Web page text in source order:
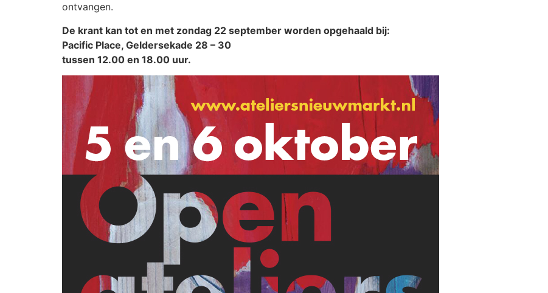
ontvangen.
De krant kan tot en met zondag 22 september worden opgehaald bij:
Pacific Place, Geldersekade 28 – 30
tussen 12.00 en 18.00 uur.